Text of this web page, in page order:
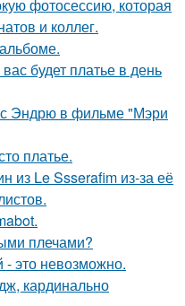
фотосессию, которая
и коллег.
будет платье в день
Эндрю в фильме "Мэри
платье.
из Le Ssserafim из-за её
плечами?
- это невозможно.
кардинально